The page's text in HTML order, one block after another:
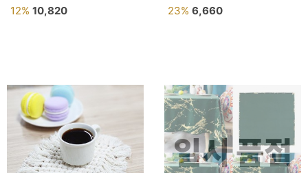
12% 10,820 23% 6,660
일시 품절